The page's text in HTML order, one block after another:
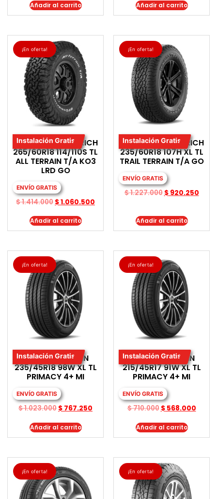
Añadir al carrito Añadir al carrito
¡En oferta!
Instalación Gratis
LLANTA BF GOODRICH
265/60R18 114/110S TL
ALL TERRAIN T/A KO3
LRD GO
ENVÍO GRATIS
$1.414.000 $1.060.500
Añadir al carrito
¡En oferta!
Instalación Gratis
LLANTA BF GOODRICH
235/60R18 107H XL TL
TRAIL TERRAIN T/A GO
ENVÍO GRATIS
$1.227.000 $920.250
Añadir al carrito
¡En oferta!
Instalación Gratis
LLANTA MICHELIN
235/45R18 98W XL TL
PRIMACY 4+ MI
ENVÍO GRATIS
$1.023.000 $ 767.250
Añadir al carrito
¡En oferta!
Instalación Gratis
LLANTA MICHELIN
215/45R17 91W XL TL
PRIMACY 4+ MI
ENVÍO GRATIS
$710.000 $568.000
Añadir al carrito
¡En oferta! ¡En oferta!